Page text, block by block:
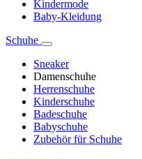
Kindermode
Baby-Kleidung
Schuhe
Sneaker
Damenschuhe
Herrenschuhe
Kinderschuhe
Badeschuhe
Babyschuhe
Zubehör für Schuhe